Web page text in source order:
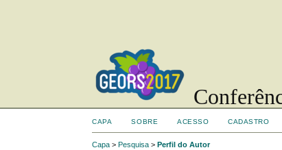
CAPA SOBRE ACESSO CADASTRO
Capa >Pesquisa >Perfil do Autor